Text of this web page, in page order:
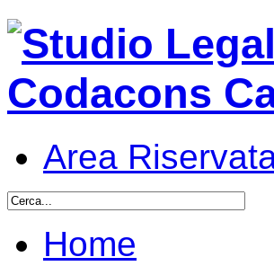
Area
Home